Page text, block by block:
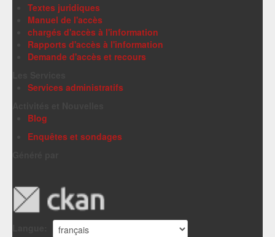
Textes juridiques
Manuel de l'accès
chargés d'accès à l'information
Rapports d'accès à l'information
Demande d'accès et recours
Services administratifs
Blog
Enquêtes et sondages